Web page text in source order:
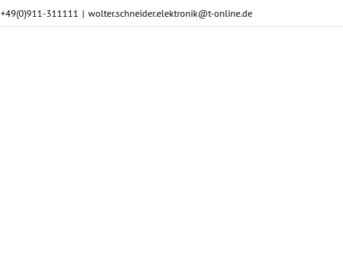
+49(0)911-311111 | wolter.schneider.elektronik@t-online.de